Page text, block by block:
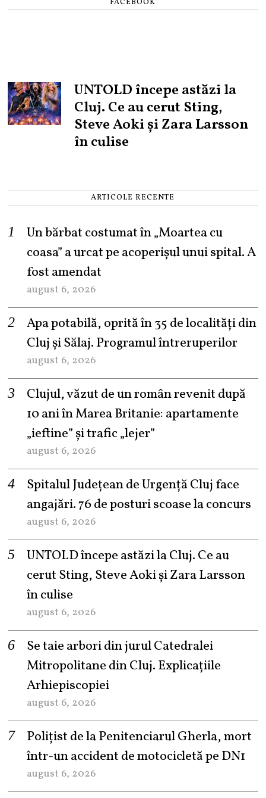
FACEBOOK
UNTOLD începe astăzi la
Cluj. Ce au cerut Sting,
Steve Aoki și Zara Larsson
în culise
ARTICOLE RECENTE
Un bărbat costumat în „Moartea cu
coasa” a urcat pe acoperișul unui spital. A
fost amendat
august 6, 2026
Apa potabilă, oprită în 35 de localități din
Cluj și Sălaj. Programul întreruperilor
august 6, 2026
Clujul, văzut de un român revenit după
10 ani în Marea Britanie: apartamente
„ieftine” și trafic „lejer”
august 6, 2026
Spitalul Județean de Urgență Cluj face
angajări. 76 de posturi scoase la concurs
august 6, 2026
UNTOLD începe astăzi la Cluj. Ce au
cerut Sting, Steve Aoki și Zara Larsson
în culise
august 6, 2026
Se taie arbori din jurul Catedralei
Mitropolitane din Cluj. Explicațiile
Arhiepiscopiei
august 6, 2026
Polițist de la Penitenciarul Gherla, mort
într-un accident de motocicletă pe DN1
august 6, 2026